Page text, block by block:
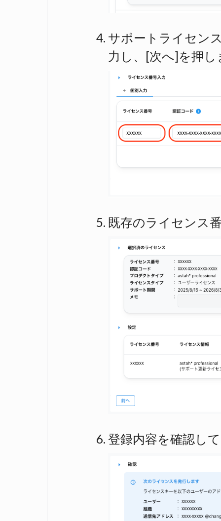
サポートライセン
力し、[次へ]を押し
既存のライセンス
登録内容を確認し